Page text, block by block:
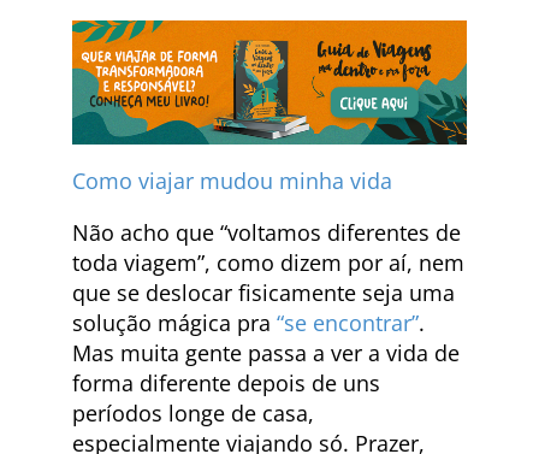
Como viajar mudou minha vida
Não acho que “voltamos diferentes de
toda viagem”, como dizem por aí, nem
que se deslocar fisicamente seja uma
solução mágica pra “se encontrar”.
Mas muita gente passa a ver a vida de
forma diferente depois de uns
períodos longe de casa,
especialmente viajando só. Prazer,